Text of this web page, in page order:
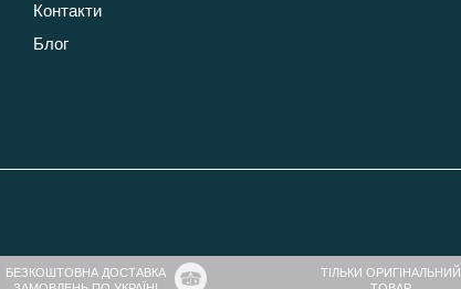
Контакти
Блог
БЕЗКОШТОВНА ДОСТАВКА
ТІЛЬКИ ОРИГІНАЛЬНИЙ